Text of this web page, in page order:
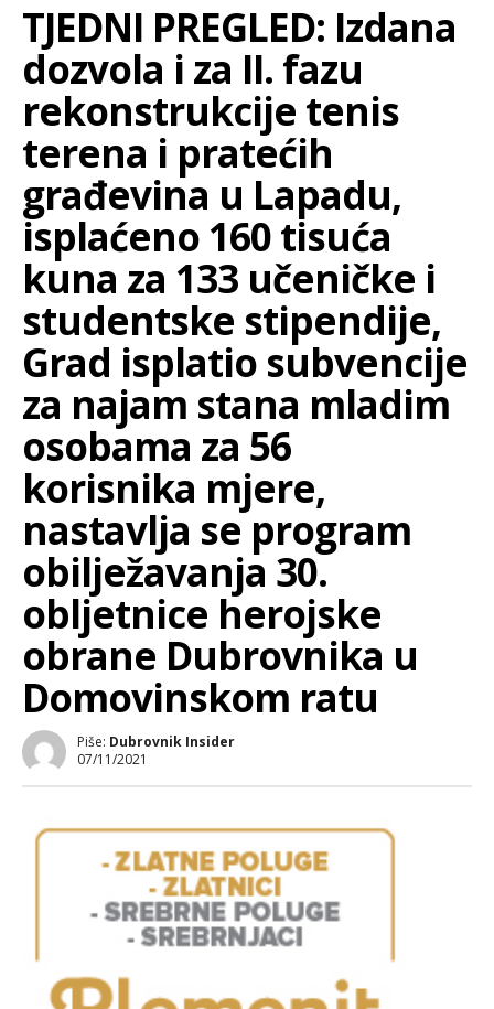
TJEDNI PREGLED: Izdana
dozvola i za II. fazu
rekonstrukcije tenis
terena i pratećih
građevina u Lapadu,
isplaćeno 160 tisuća
kuna za 133 učeničke i
studentske stipendije,
Grad isplatio subvencije
za najam stana mladim
osobama za 56
korisnika mjere,
nastavlja se program
obilježavanja 30.
obljetnice herojske
obrane Dubrovnika u
Domovinskom ratu
Piše: Dubrovnik Insider
07/11/2021